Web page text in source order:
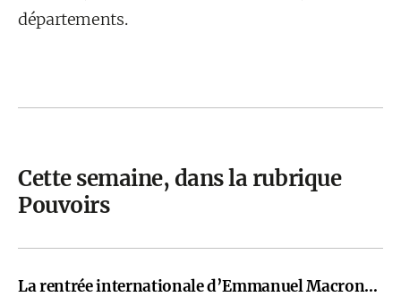
départements.
Cette semaine, dans la rubrique
Pouvoirs
La rentrée internationale d’Emmanuel Macron…